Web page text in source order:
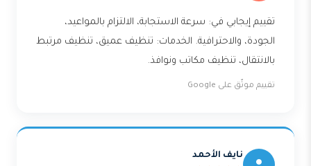
تقييم إيجابي في: سرعة الاستجابة، الالتزام بالمواعيد،
الجودة، والاحترافية. الخدمات: تنظيف عميق، تنظيف مرتبط
بالانتقال، تنظيف مكاتب ونوافذ.
تقييم موثّق على Google
نايف الأحمد